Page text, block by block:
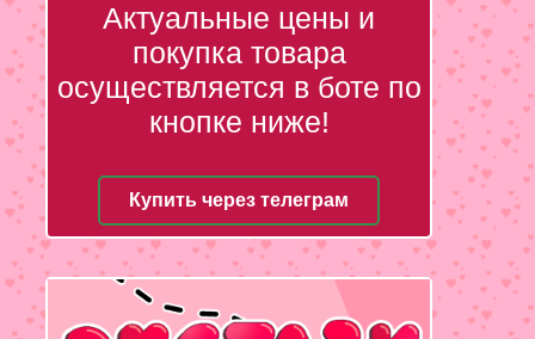
Актуальные цены и
покупка товара
осуществляется в боте по
кнопке ниже!
Купить через телеграм